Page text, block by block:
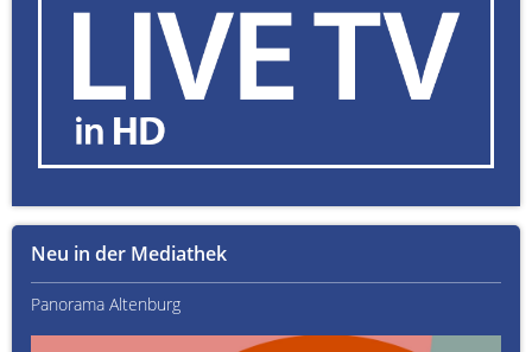
Neu in der Mediathek
Panorama Altenburg